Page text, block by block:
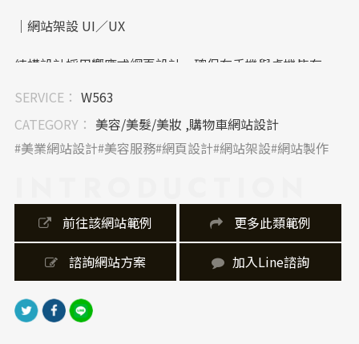
｜網站架設 UI／UX
結構設計採用響應式網頁設計，確保在手機與桌機皆有
助文字，提高用戶操作直覺性，是網站架設中極具用心
的一環。
｜內容視覺表現，banner 設計
特攝影與英文標語，強化品牌國際感。
｜網站製作，技術細節
網站製作採RWD響應式設計，無論手機、平板或電腦皆
能完美適配。
SERVICE： W563
CATEGORY： 美容/美髮/美妝 ,購物車網站設計
美業網站設計 美容服務 網頁設計 網站架設 網站製作
前往該網站範例 更多此類範例
諮詢網站方案 加入Line諮詢